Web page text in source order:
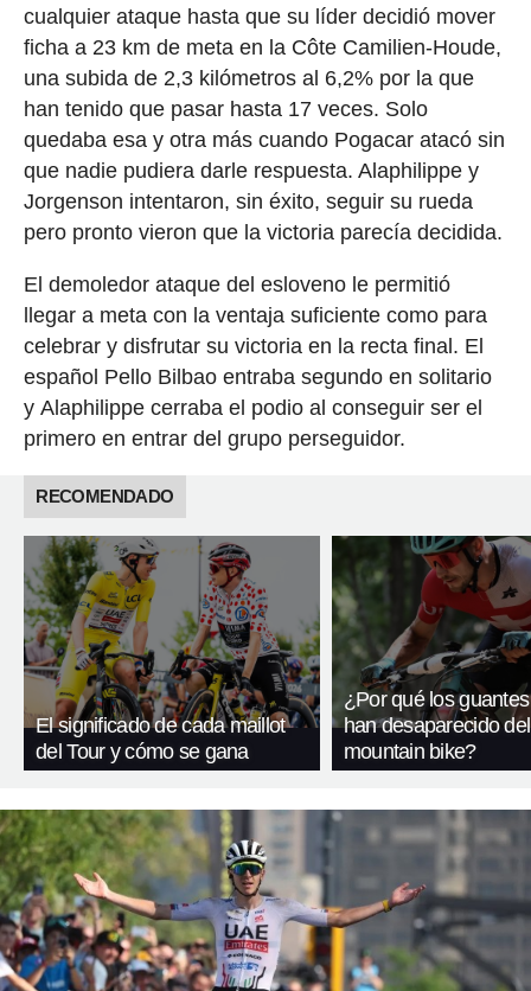
cualquier ataque hasta que su líder decidió mover
ficha a 23 km de meta en la Côte Camilien-Houde,
una subida de 2,3 kilómetros al 6,2% por la que
han tenido que pasar hasta 17 veces. Solo
quedaba esa y otra más cuando Pogacar atacó sin
que nadie pudiera darle respuesta. Alaphilippe y
Jorgenson intentaron, sin éxito, seguir su rueda
pero pronto vieron que la victoria parecía decidida.
El demoledor ataque del esloveno le permitió
llegar a meta con la ventaja suficiente como para
celebrar y disfrutar su victoria en la recta final. El
español Pello Bilbao entraba segundo en solitario
y Alaphilippe cerraba el podio al conseguir ser el
primero en entrar del grupo perseguidor.
RECOMENDADO
El significado de cada maillot
del Tour y cómo se gana
¿Por qué los
han desaparecido del
mountain bike?